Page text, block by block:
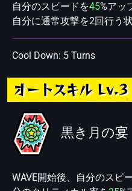
自分のスピードを45%アッ
自分に通常攻撃を2回行う
Cool Down: 5 Turns
オートスキル Lv.3
黒き月の宴
WAVE開始後、自分のスピ